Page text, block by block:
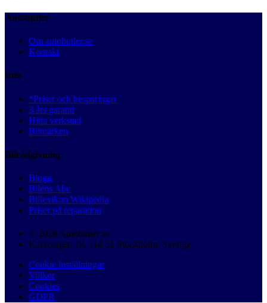
Autobutler
Om autobutler.se
Kontakt
Info
*Priser och besparingar
3 års garanti
Hitta verkstad
Bilmärken
Bilrådgivning
Blogg
Bilens Abc
Billexikon Wikipedia
Priser på reparation
© 2026 Autobutler.se
Karlavägen 18, 114 31 Stockholm, Sverige
Cookie inställningar
Villkor
Cookies
GDPR